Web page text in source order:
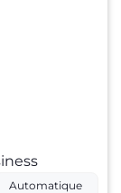
Automatique